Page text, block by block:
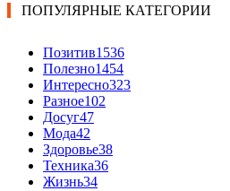
ПОПУЛЯРНЫЕ КАТЕГОРИИ
Позитив1536
Полезно1454
Интересно323
Разное102
Досуг47
Мода42
Здоровье38
Техника36
Жизнь34